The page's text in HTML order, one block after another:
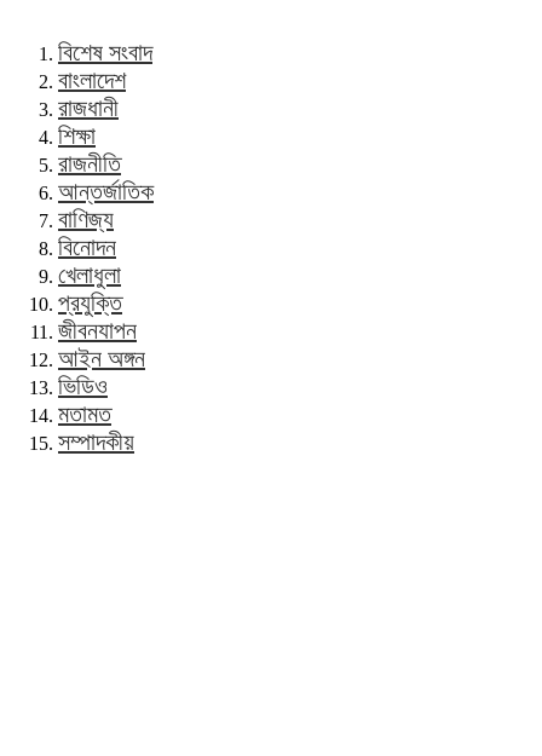
বিশেষ সংবাদ
বাংলাদেশ
রাজধানী
শিক্ষা
রাজনীতি
আন্তর্জাতিক
বাণিজ্য
বিনোদন
খেলাধুলা
প্রযুক্তি
জীবনযাপন
আইন অঙ্গন
ভিডিও
মতামত
সম্পাদকীয়